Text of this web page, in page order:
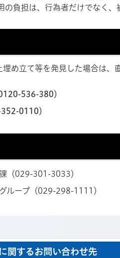
の負担は、行為者だけでなく
め立て等を発見した場合は、
536-380）
0110）
（029-301-3033）
ループ（029-298-1111）
関するお問い合わせ先